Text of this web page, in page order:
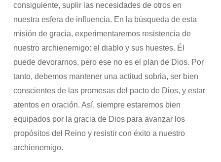
consiguiente, suplir las necesidades de otros en
nuestra esfera de influencia. En la búsqueda de esta
misión de gracia, experimentaremos resistencia de
nuestro archienemigo: el diablo y sus huestes. Él
puede devorarnos, pero ese no es el plan de Dios. Por
tanto, debemos mantener una actitud sobria, ser bien
conscientes de las promesas del pacto de Dios, y estar
atentos en oración. Así, siempre estaremos bien
equipados por la gracia de Dios para avanzar los
propósitos del Reino y resistir con éxito a nuestro
archienemigo.